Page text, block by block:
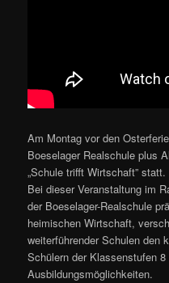
Am Montag vor den
Boeselager Realschule plus
„Schule trifft Wirtschaft” statt.
Bei dieser Veranstaltung im
der Boeselager-Realschule
heimischen Wirtschaft,
weiterführender Schulen den
Schülern der Klassenstufen
Ausbildungsmöglichkeiten.